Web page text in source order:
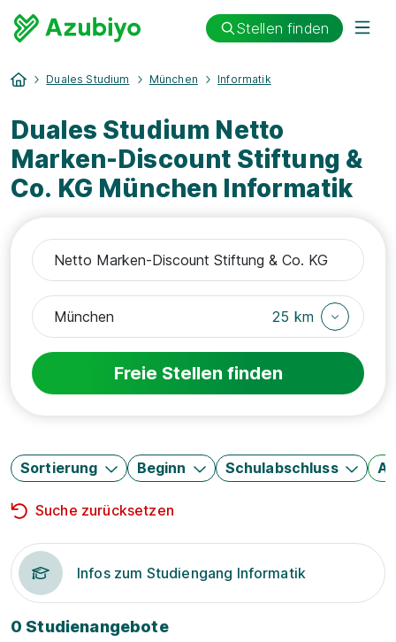
Stellen finden
Duales Studium München Informatik
Duales Studium Netto
Marken-Discount Stiftung &
Co. KG München Informatik
25 km
Freie Stellen finden
Sortierung Beginn Schulabschluss
Suche zurücksetzen
Infos zum Studiengang Informatik
0 Studienangebote